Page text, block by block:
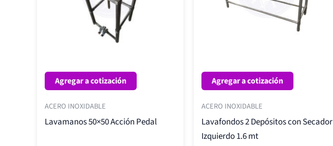
Agregar a cotización
ACERO INOXIDABLE
Lavamanos 50×50 Acción Pedal
Agregar a cotización
ACERO INOXIDABLE
Lavafondos 2 Depósitos con Secador
Izquierdo 1.6 mt